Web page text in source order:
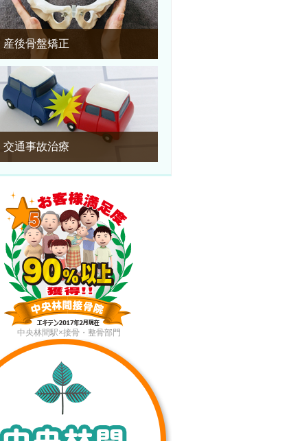
産後骨盤矯正
交通事故治療
中央林間駅×接骨・整骨部門